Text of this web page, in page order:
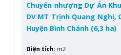
Chuyển nhượng Dự Án
DV MT Trịnh Quang Nghị,
Huyện Bình Chánh (6,3 ha)
Diện tích: m2